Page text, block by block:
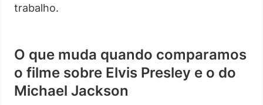
trabalho.
O que muda quando comparamos
o filme sobre Elvis Presley e o do
Michael Jackson